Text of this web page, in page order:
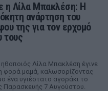
η Λίλα Μπακλέση: Η
ανάρτηση του
της για τον ερχομό
τους
Λίλα Μπακλέση έγινε
φορά μαμά, καλωσορίζοντας
ένα υγιέστατο αγοράκι το
Παρασκευής 7 Αυγούστου.